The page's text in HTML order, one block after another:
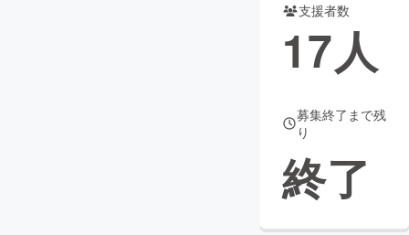
コミュニティ
支援者数
17人
募集終了まで残
り
終了